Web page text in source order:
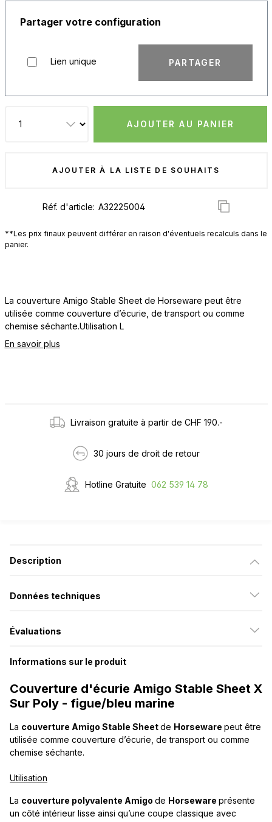
Partager votre configuration
Lien unique PARTAGER
AJOUTER AU PANIER
AJOUTER À LA LISTE DE SOUHAITS
Réf. d'article:
**Les prix finaux peuvent différer en raison d'éventuels recalculs dans le
panier.
La couverture Amigo Stable Sheet de Horseware peut être
utilisée comme couverture d’écurie, de transport ou comme
chemise séchante.Utilisation L
En savoir plus
Livraison gratuite à partir de CHF 190.-
30 jours de droit de retour
Hotline Gratuite 062 539 14 78
Description
Données techniques
Évaluations
Informations sur le produit
Couverture d'écurie Amigo Stable Sheet X
Sur Poly - figue/bleu marine
La couverture Amigo Stable Sheetde Horseware peut être
utilisée comme couverture d’écurie, de transport ou comme
chemise séchante.
Utilisation
La couverture polyvalente Amigo de Horseware présente
un côté intérieur lisse ainsi qu’une coupe classique avec